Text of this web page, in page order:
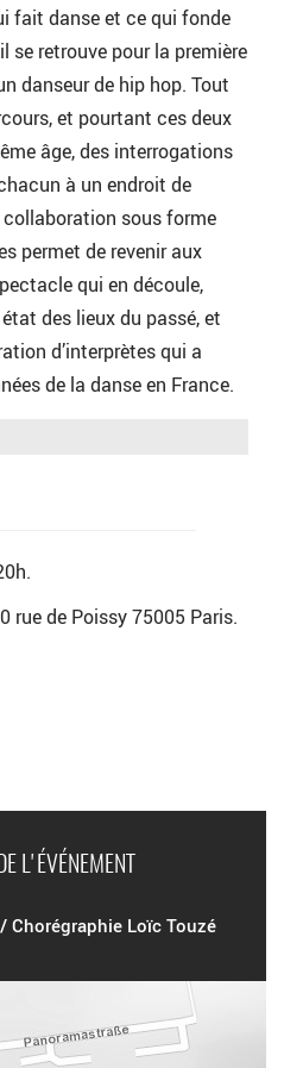
fait danse et ce qui fonde
se retrouve pour la première
danseur de hip hop. Tout
et pourtant ces deux
âge, des interrogations
à un endroit de
collaboration sous forme
permet de revenir aux
qui en découle,
des lieux du passé, et
d’interprètes qui a
de la danse en France.
rue de Poissy 75005 Paris.
L'ÉVÉNEMENT
Chorégraphie Loïc Touzé